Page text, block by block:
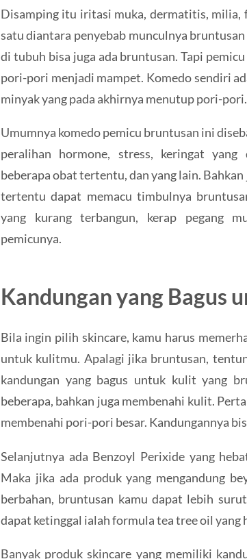
Disamping itu iritasi muka, dermatitis, milia,
satu diantara penyebab munculnya
di tubuh bisa juga ada bruntusan. Tapi
pori-pori menjadi mampet. Komedo sendiri
minyak yang pada akhirnya menutup pori-pori.
Umumnya komedo pemicu bruntusan ini
peralihan hormone, stress, keringat yang
beberapa obat tertentu, dan yang lain.
tertentu dapat memacu timbulnya
yang kurang terbangun, kerap pegang
pemicunya.
Kandungan yang Bagus
Bila ingin pilih skincare, kamu harus
untuk kulitmu. Apalagi jika bruntusan,
kandungan yang bagus untuk kulit yang
beberapa, bahkan juga membenahi kulit.
membenahi pori-pori besar. Kandungannya
Selanjutnya ada Benzoyl Perixide yang
Maka jika ada produk yang mengandung
berbahan, bruntusan kamu dapat lebih
dapat ketinggal ialah formula tea tree oil yang
Banyak produk skincare yang memiliki